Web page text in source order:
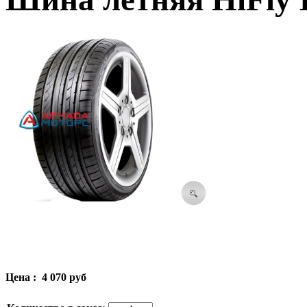
Цена : 4 070 руб